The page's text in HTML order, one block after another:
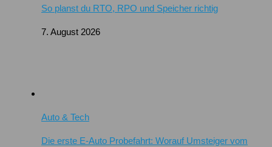
So planst du RTO, RPO und Speicher richtig
7. August 2026
Auto & Tech
Die erste E-Auto Probefahrt: Worauf Umsteiger vom